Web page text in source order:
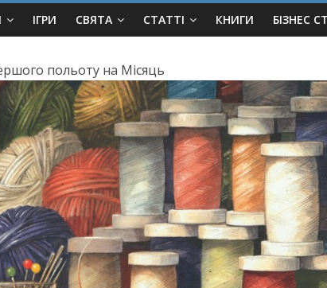
ІГРИ СВЯТА СТАТТІ КНИГИ БІЗНЕС
польоту на Місяць